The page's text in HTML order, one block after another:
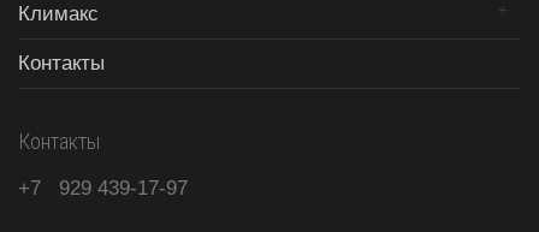
Климакс
Контакты
Контакты
+7 929 439-17-97